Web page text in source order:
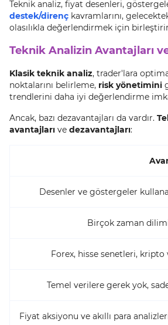
Teknik analiz, fiyat desenleri,
destek/direnç kavramlarını,
olasılıkla değerlendirmek için
Teknik Analizin Avantajları
Klasik teknik analiz, trader'lara
noktalarını belirleme, risk yönetimini
trendlerini daha iyi değerlendirme
Ancak, bazı dezavantajları da vardır.
avantajları ve dezavantajları:
Desenler ve göstergeler
Birçok zaman
Forex, hisse senetleri,
Temel verilere gerek yok,
Fiyat aksiyonu ve akıllı para